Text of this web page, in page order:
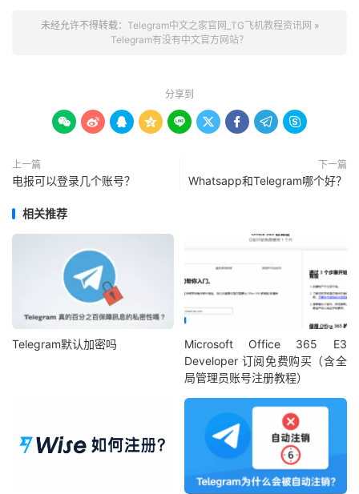
未经允许不得转载： Telegram中文之家官网_TG飞机教程资讯网 »
Telegram有没有中文官方网站？
分享到
        
上一篇
电报可以登录几个账号？
下一篇
Whatsapp和Telegram哪个好？
相关推荐
Telegram默认加密吗
Microsoft Office 365 E3
Developer 订阅免费购买（含全
局管理员账号注册教程）